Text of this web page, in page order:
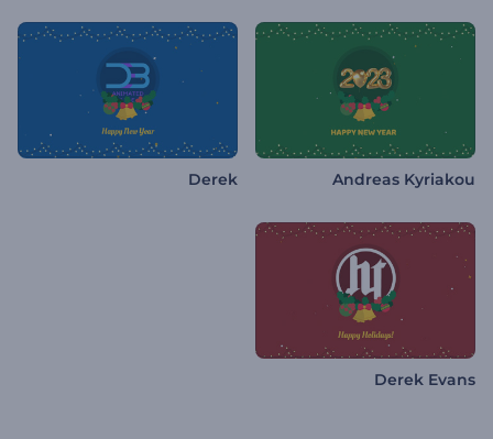
Andreas Kyriakou
Derek
Derek Evans